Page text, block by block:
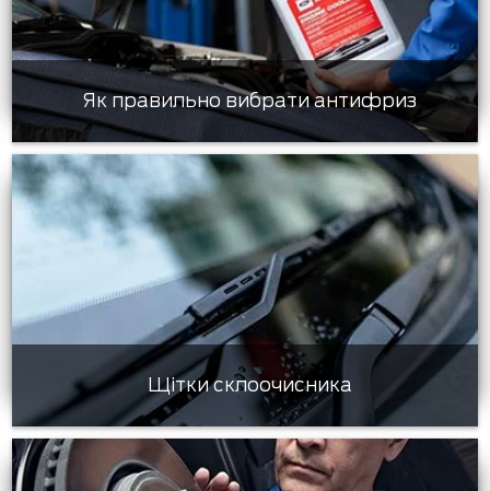
Як правильно вибрати антифриз
Щітки склоочисника